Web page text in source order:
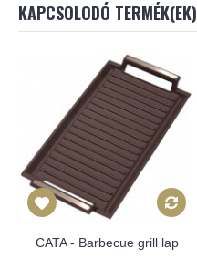
KAPCSOLODÓ TERMÉK(EK)
CATA - Barbecue grill lap